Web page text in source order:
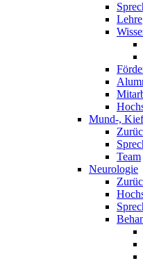
Lehre
Mund-,
Team
Neurologie